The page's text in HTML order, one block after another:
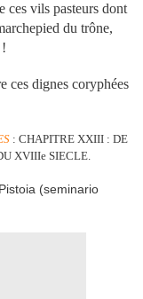
ces vils pasteurs dont
du trône,
ces dignes coryphées
: CHAPITRE XXIII : DE
XVIIIe SIECLE.